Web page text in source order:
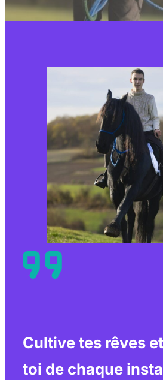
Cultive tes rêves
toi de chaque